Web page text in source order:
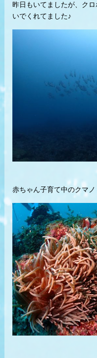
昨日もいてましたが、ク
いでくれてました♪
赤ちゃん子育て中のクマノ